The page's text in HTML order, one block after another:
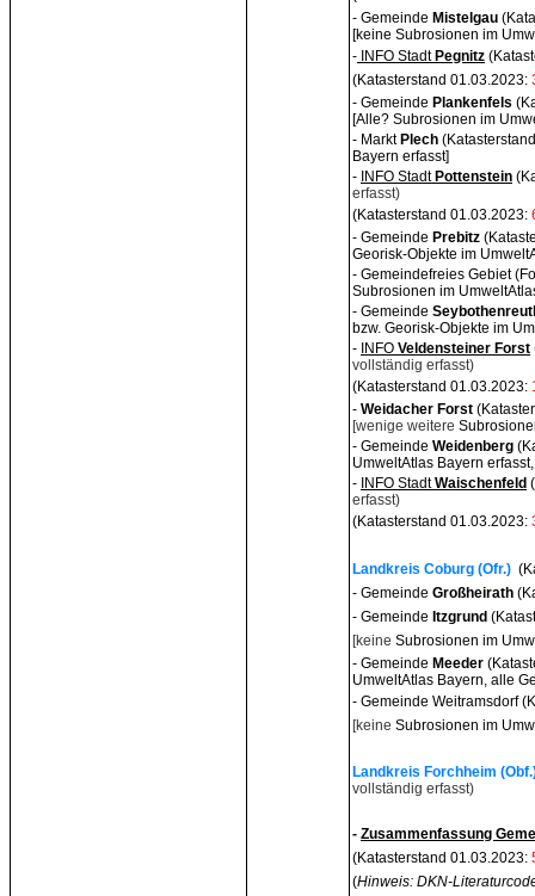
- Gemeinde Mistelgau
[keine Subrosionen im
- INFO Stadt Pegnitz
(Katasterstand 01.03.2023:
- Gemeinde Plankenfe ls
[Alle? Subrosionen im
- Markt Plech
Bayern erfasst]
- INFO Stadt Pottenstein
erfasst)
(Katasterstand 01.03.2023:
- Gemeinde Prebitz
Georisk-Objekte im
- Gemeindefreies Gebiet
Subrosionen im
- Gemeinde
bzw. Georisk-Objekte im
- INFO Veldensteiner Forst
vollständig erfasst)
(Katasterstand 01.03.2023:
- Weidacher Forst
[wenige weitere
- Gemeinde Weidenberg
UmweltAtlas Bayern
- INFO StadtWaischenfeld
erfasst)
(Katasterstand 01.03.2023:
Landkreis Coburg (Ofr.)
- Gemeinde Großheirath
- Gemeinde Itzgrund
[keine Subrosionen im
- Gemeinde Meeder
UmweltAtlas Bayern, alle
- Gemeinde Weitramsdorf
[keine Subrosionen im
Landkreis Forchheim
vollständig erfasst)
- Zusammenfassung
(Katasterstand 01.03.2023:
(Hinweis: DKN-